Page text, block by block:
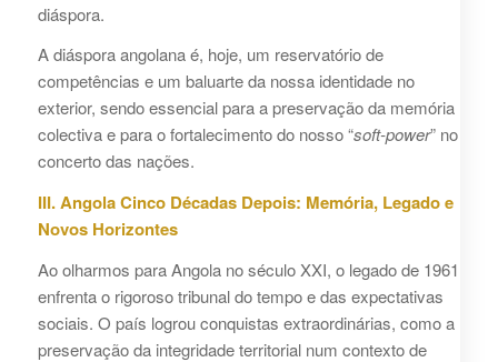
diáspora.
A diáspora angolana é, hoje, um reservatório de
competências e um baluarte da nossa identidade no
exterior, sendo essencial para a preservação da memória
colectiva e para o fortalecimento do nosso “soft-power” no
concerto das nações.
III. Angola Cinco Décadas Depois: Memória, Legado e
Novos Horizontes
Ao olharmos para Angola no século XXI, o legado de 1961
enfrenta o rigoroso tribunal do tempo e das expectativas
sociais. O país logrou conquistas extraordinárias, como a
preservação da integridade territorial num contexto de